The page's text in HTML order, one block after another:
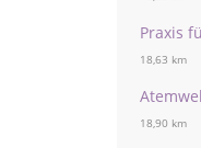
Praxis
18,63 km
18,90 km